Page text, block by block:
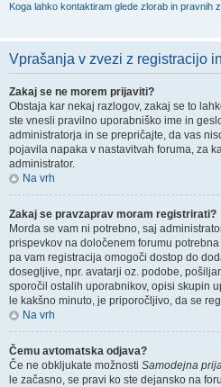
Koga lahko kontaktiram glede zlorab in pravnih
Vprašanja v zvezi z registracijo
Zakaj se ne morem prijaviti?
Obstaja kar nekaj razlogov, zakaj se to
ste vnesli pravilno uporabniško ime in
administratorja in se prepričajte, da vas
pojavila napaka v nastavitvah foruma, za
administrator.
Na vrh
Zakaj se pravzaprav moram registrirati?
Morda se vam ni potrebno, saj
prispevkov na določenem forumu
pa vam registracija omogoči dostop do
dosegljive, npr. avatarji oz. podobe,
sporočil ostalih uporabnikov, opisi skupin
le kakšno minuto, je priporočljivo, da se
Na vrh
Čemu avtomatska odjava?
Če ne obkljukate možnosti Samodejna
le začasno, se pravi ko ste dejansko na